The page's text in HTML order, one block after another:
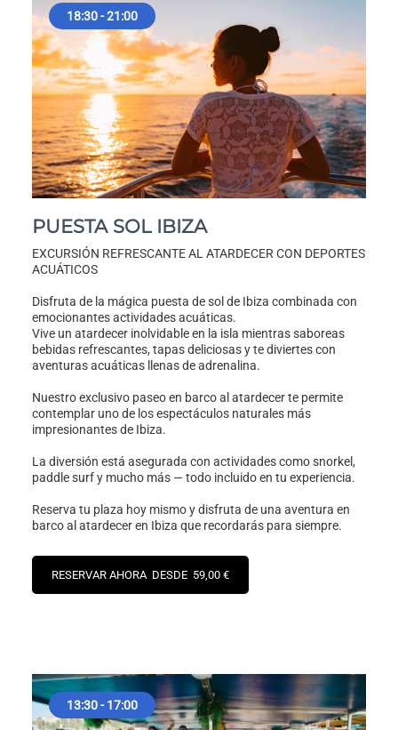
18:30 - 21:00
PUESTA SOL IBIZA
EXCURSIÓN REFRESCANTE AL ATARDECER CON DEPORTES
ACUÁTICOS
Disfruta de la mágica puesta de sol de Ibiza combinada con
emocionantes actividades acuáticas.
Vive un atardecer inolvidable en la isla mientras saboreas
bebidas refrescantes, tapas deliciosas y te diviertes con
aventuras acuáticas llenas de adrenalina.
Nuestro exclusivo paseo en barco al atardecer te permite
contemplar uno de los espectáculos naturales más
impresionantes de Ibiza.
La diversión está asegurada con actividades como snorkel,
paddle surf y mucho más — todo incluido en tu experiencia.
Reserva tu plaza hoy mismo y disfruta de una aventura en
barco al atardecer en Ibiza que recordarás para siempre.
RESERVAR AHORA DESDE 59,00 €
13:30 - 17:00